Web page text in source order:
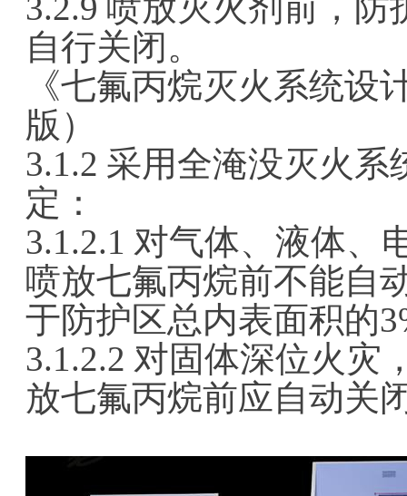
自行关闭。
《七氟丙烷灭火系统设
版）
3.1.2 采用全淹没灭火
定：
3.1.2.1 对气体、液体、
喷放七氟丙烷前不能自
于防护区总内表面积的
3.1.2.2 对固体深位火灾
放七氟丙烷前应自动关